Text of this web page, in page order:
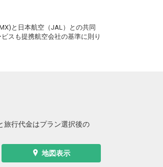
と日本航空（JAL）との共同
スも提携航空会社の基準に則り
旅行代金はプラン選択後の
地図表示